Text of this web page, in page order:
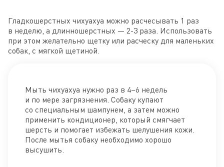
Гладкошерстных чихуахуа можно расчесывать 1 раз
в неделю, а длинношерстных — 2-3 раза. Использовать
при этом желательно щетку или расческу для маленьких
собак, с мягкой щетиной.
Мыть чихуахуа нужно раз в 4–6 недель
и по мере загрязнения. Собаку купают
со специальным шампунем, а затем можно
применить кондиционер, который смягчает
шерсть и помогает избежать шелушения кожи.
После мытья собаку необходимо хорошо
высушить.